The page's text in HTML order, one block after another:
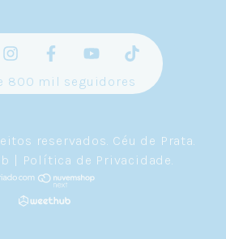
800 mil seguidores
reservados. Céu de Prata.
| Política de Privacidade.